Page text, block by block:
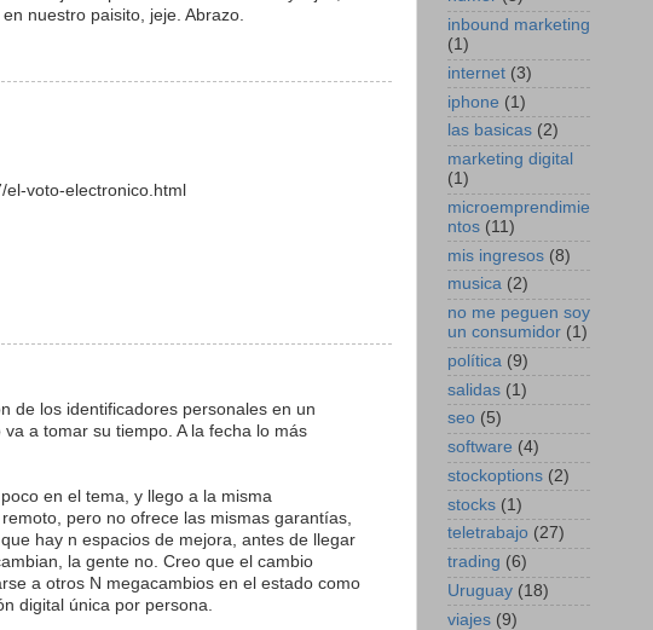
nuestro paisito, jeje. Abrazo.
voto-electronico.html
de los identificadores personales en un
a tomar su tiempo. A la fecha lo más
en el tema, y llego a la misma
pero no ofrece las mismas garantías,
hay n espacios de mejora, antes de llegar
la gente no. Creo que el cambio
a otros N megacambios en el estado como
digital única por persona.
inbound marketing
(1)
internet (3)
iphone (1)
las basicas (2)
marketing digital
(1)
microemprendimie
ntos (11)
mis ingresos (8)
musica (2)
no me peguen soy
un consumidor (1)
política (9)
salidas (1)
seo (5)
software (4)
stockoptions (2)
stocks (1)
teletrabajo (27)
trading (6)
Uruguay (18)
viajes (9)